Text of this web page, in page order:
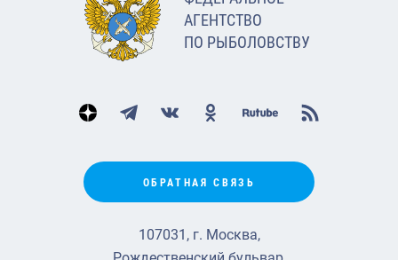
АГЕНТСТВО
ПО РЫБОЛОВСТВУ
ОБРАТНАЯ СВЯЗЬ
107031, г. Москва,